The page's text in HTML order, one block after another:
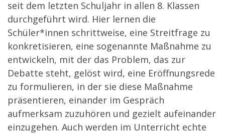
seit dem letzten Schuljahr in allen 8. Klassen
durchgeführt wird. Hier lernen die
Schüler*innen schrittweise, eine Streitfrage zu
konkretisieren, eine sogenannte Maßnahme zu
entwickeln, mit der das Problem, das zur
Debatte steht, gelöst wird, eine Eröffnungsrede
zu formulieren, in der sie diese Maßnahme
präsentieren, einander im Gespräch
aufmerksam zuzuhören und gezielt aufeinander
einzugehen. Auch werden im Unterricht echte